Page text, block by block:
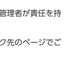
理者が責任を持
先のページでご